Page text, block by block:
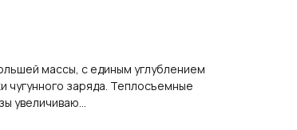
массы, с единым углублением
чугунного заряда. Теплосъемные
увеличиваю...